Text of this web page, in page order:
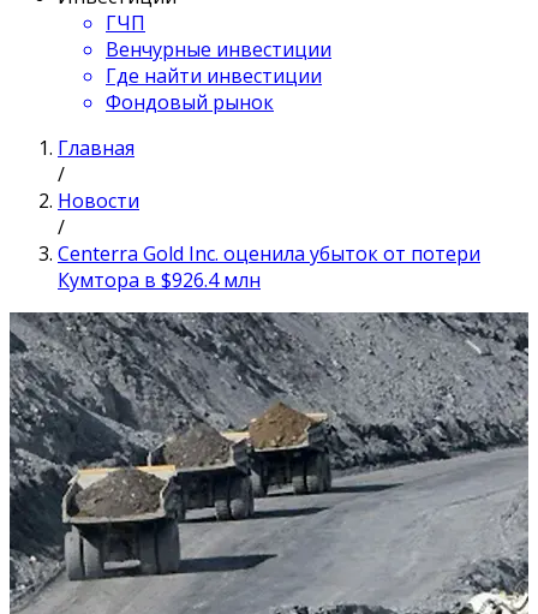
ГЧП
Венчурные инвестиции
Где найти инвестиции
Фондовый рынок
Главная
/
Новости
/
Centerra Gold Inc. оценила убыток от потери
Кумтора в $926.4 млн